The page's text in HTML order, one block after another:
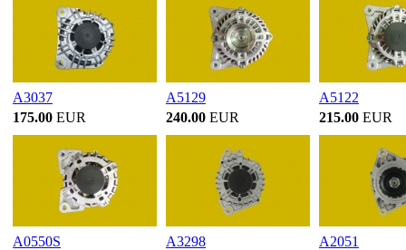
A3037
175.00 EUR
A5129
240.00 EUR
A5122
215.00 EUR
A0550S
A3298
A2051